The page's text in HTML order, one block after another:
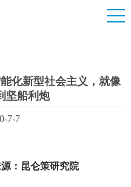
化新型社会主义，就像
坚船利炮
7-7
源：昆仑策研究院